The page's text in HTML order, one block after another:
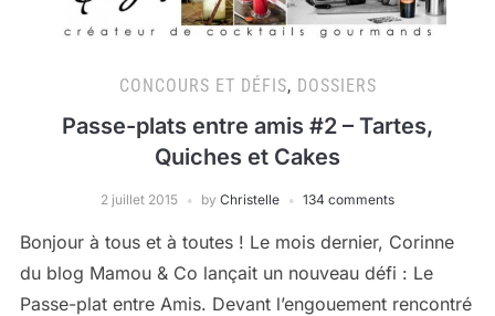
CONCOURS ET DÉFIS, DOSSIERS
Passe-plats entre amis #2 – Tartes,
Quiches et Cakes
2 juillet 2015 by Christelle 134 comments
Bonjour à tous et à toutes ! Le mois dernier, Corinne
du blog Mamou & Co lançait un nouveau défi : Le
Passe-plat entre Amis. Devant l’engouement rencontré